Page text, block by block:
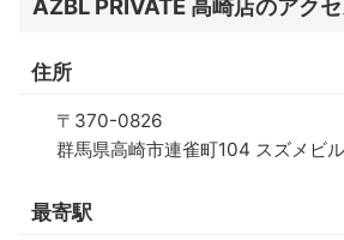
AZBL PRIVATE 高崎店のアク
住所
〒370-0826
群馬県高崎市連雀町104 スズメビ
最寄駅